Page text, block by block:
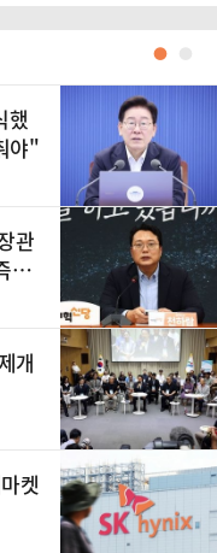
●
했
야"
관
각
개
켓